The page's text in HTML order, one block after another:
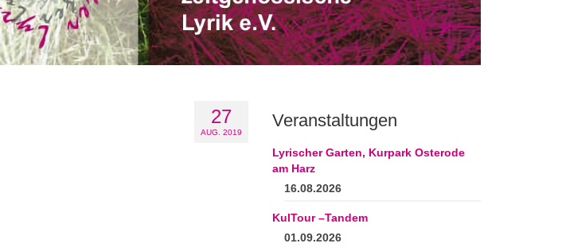
27
AUG. 2019
Veranstaltungen
Lyrischer Garten, Kurpark Osterode
am Harz
16.08.2026
KulTour –Tandem
01.09.2026